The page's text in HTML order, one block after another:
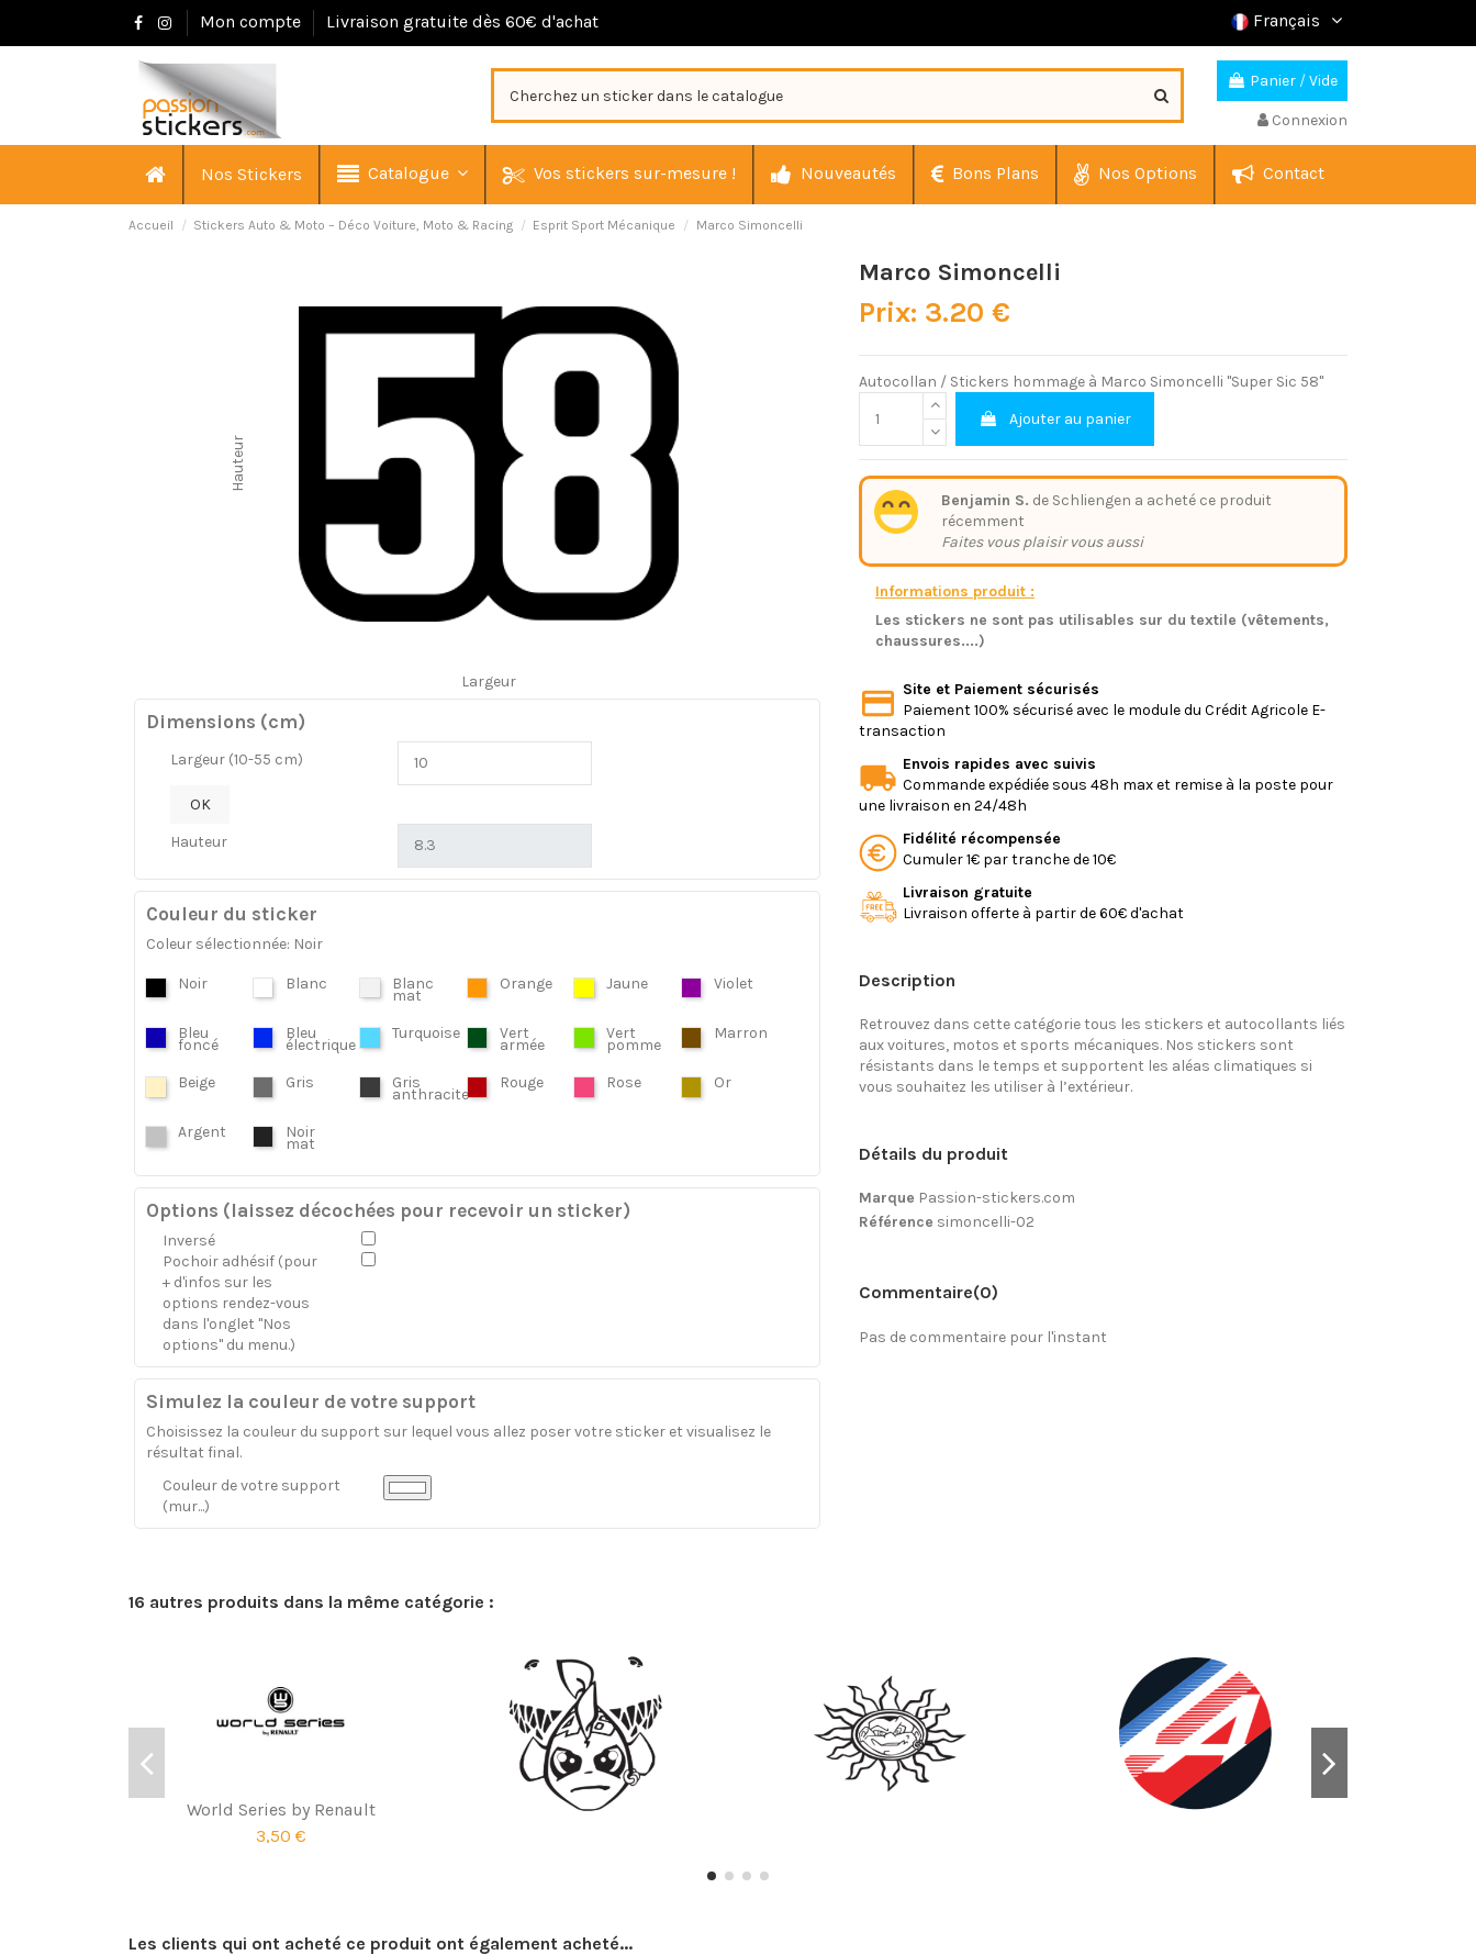
Mon compte Livraison gratuite dès 60€ d'achat Français
Panier /Vide
Connexion
Nos Stickers Catalogue Vos stickers sur-mesure ! Nouveautés Bons Plans Nos Options Contact
Accueil Stickers Auto & Moto – Déco Voiture, Moto & Racing Esprit Sport Mécanique Marco Simoncelli
Hauteur
Largeur
Dimensions (cm)
Largeur (10-55 cm)
OK
Hauteur
Couleur du sticker
Coleur sélectionnée: Noir
Noir Blanc Blanc
mat
Orange Jaune Violet
Bleu
foncé
Bleu
électrique
Turquoise Vert
armée
Vert
pomme
Marron
Beige Gris Gris
anthracite
Rouge Rose Or
Argent Noir
mat
Options (laissez décochées pour recevoir un sticker)
Inversé
Pochoir adhésif (pour
+ d'infos sur les
options rendez-vous
dans l'onglet "Nos
options" du menu.)
Simulez la couleur de votre support
Choisissez la couleur du support sur lequel vous allez poser votre sticker et visualisez le
résultat final.
Couleur de votre support
(mur...)
Marco Simoncelli
Prix: 3.20 €
Autocollan / Stickers hommage à Marco Simoncelli "Super Sic 58"
Ajouter au panier
Benjamin S. de Schliengen a acheté ce produit
récemment
Faites vous plaisir vous aussi
Informations produit :
Les stickers ne sont pas utilisables sur du textile (vêtements,
chaussures....)
Site et Paiement sécurisés
Paiement 100% sécurisé avec le module du Crédit Agricole E-
transaction
Envois rapides avec suivis
Commande expédiée sous 48h max et remise à la poste pour
une livraison en 24/48h
Fidélité récompensée
Cumuler 1€ par tranche de 10€
Livraison gratuite
Livraison offerte à partir de 60€ d'achat
Description
Retrouvez dans cette catégorie tous les stickers et autocollants liés
aux voitures, motos et sports mécaniques. Nos stickers sont
résistants dans le temps et supportent les aléas climatiques si
vous souhaitez les utiliser à l’extérieur.
Détails du produit
Marque Passion-stickers.com
Référence simoncelli-02
Commentaire(0)
Pas de commentaire pour l'instant
16 autres produits dans la même catégorie :
World Series by Renault
3,50 €
Les clients qui ont acheté ce produit ont également acheté...